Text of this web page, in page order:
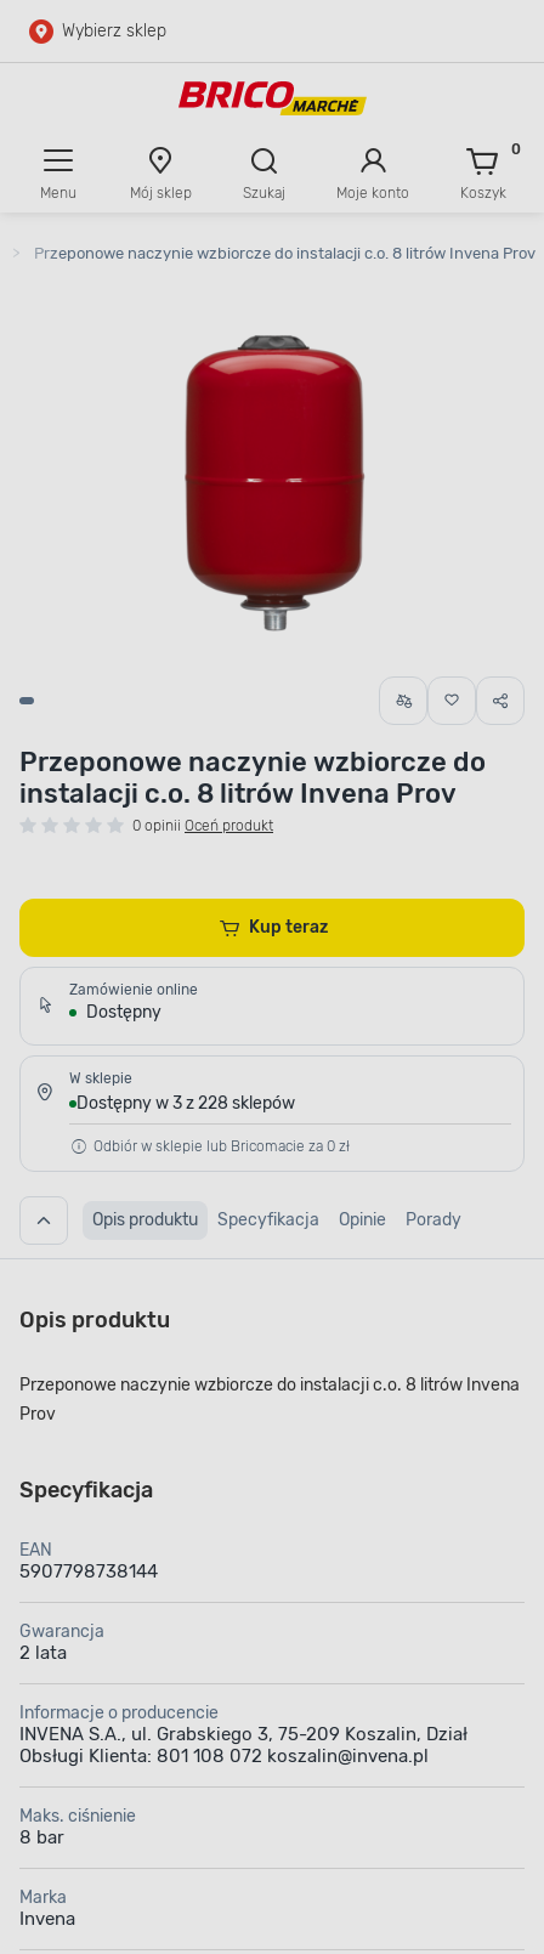
Przejdź do głównej zawartości
Wybierz sklep
Menu Mój sklep Szukaj Moje konto Koszyk
0
> Przeponowe naczynie wzbiorcze do instalacji c.o. 8 litrów Invena Prov
Przeponowe naczynie wzbiorcze do
instalacji c.o. 8 litrów Invena Prov
0 opinii Oceń produkt
Kup teraz
Zamówienie online
Dostępny
W sklepie
Dostępny w 3 z 228 sklepów
Odbiór w sklepie lub Bricomacie za 0 zł
Opis produktu Specyfikacja Opinie Porady
Opis produktu
Przeponowe naczynie wzbiorcze do instalacji c.o. 8 litrów Invena
Prov
Specyfikacja
EAN
5907798738144
Gwarancja
2 lata
Informacje o producencie
INVENA S.A., ul. Grabskiego 3, 75-209 Koszalin, Dział
Obsługi Klienta: 801 108 072 koszalin@invena.pl
Maks. ciśnienie
8 bar
Marka
Invena